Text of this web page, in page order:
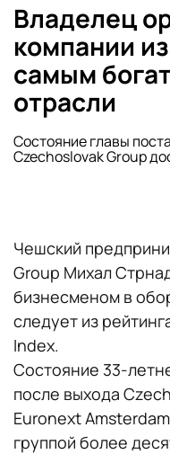
Владелец
компании
самым
отрасли
Состояние главы
Czechoslovak Group
Чешский
Group Михал
бизнесменом в
следует из
Index.
Состояние 33-
после выхода
Euronext
группой более